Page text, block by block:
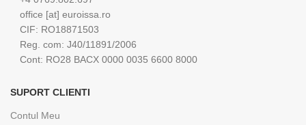
office [at] euroissa.ro
CIF: RO18871503
Reg. com: J40/11891/2006
Cont: RO28 BACX 0000 0035 6600 8000
SUPORT CLIENTI
Contul Meu